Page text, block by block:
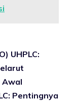
UHPLC:
Awal
Pentingnya